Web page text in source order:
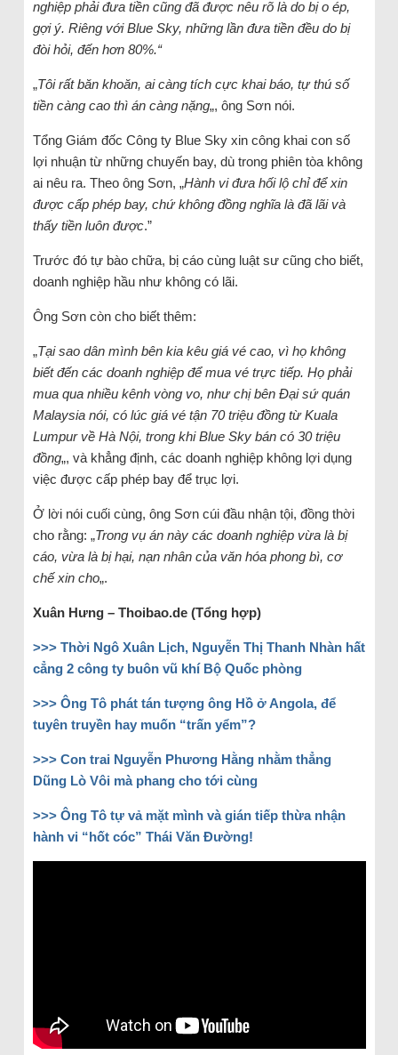
nghiệp phải đưa tiền cũng đã được nêu rõ là do bị o ép,
gợi ý. Riêng với Blue Sky, những lần đưa tiền đều do bị
đòi hỏi, đến hơn 80%.“
„Tôi rất băn khoăn, ai càng tích cực khai báo, tự thú số
tiền càng cao thì án càng nặng„, ông Sơn nói.
Tổng Giám đốc Công ty Blue Sky xin công khai con số
lợi nhuận từ những chuyến bay, dù trong phiên tòa không
ai nêu ra. Theo ông Sơn, „Hành vi đưa hối lộ chỉ để xin
được cấp phép bay, chứ không đồng nghĩa là đã lãi và
thấy tiền luôn được.”
Trước đó tự bào chữa, bị cáo cùng luật sư cũng cho biết,
doanh nghiệp hầu như không có lãi.
Ông Sơn còn cho biết thêm:
„Tại sao dân mình bên kia kêu giá vé cao, vì họ không
biết đến các doanh nghiệp để mua vé trực tiếp. Họ phải
mua qua nhiều kênh vòng vo, như chị bên Đại sứ quán
Malaysia nói, có lúc giá vé tận 70 triệu đồng từ Kuala
Lumpur về Hà Nội, trong khi Blue Sky bán có 30 triệu
đồng„, và khẳng định, các doanh nghiệp không lợi dụng
việc được cấp phép bay để trục lợi.
Ở lời nói cuối cùng, ông Sơn cúi đầu nhận tội, đồng thời
cho rằng: „Trong vụ án này các doanh nghiệp vừa là bị
cáo, vừa là bị hại, nạn nhân của văn hóa phong bì, cơ
chế xin cho„.
Xuân Hưng – Thoibao.de (Tổng hợp)
>>> Thời Ngô Xuân Lịch, Nguyễn Thị Thanh Nhàn hất
cẳng 2 công ty buôn vũ khí Bộ Quốc phòng
>>> Ông Tô phát tán tượng ông Hồ ở Angola, để
tuyên truyền hay muốn “trấn yểm”?
>>> Con trai Nguyễn Phương Hằng nhằm thẳng
Dũng Lò Vôi mà phang cho tới cùng
>>> Ông Tô tự vả mặt mình và gián tiếp thừa nhận
hành vi “hốt cóc” Thái Văn Đường!